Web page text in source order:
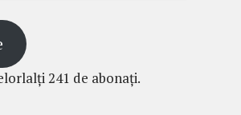
241 de abonați.